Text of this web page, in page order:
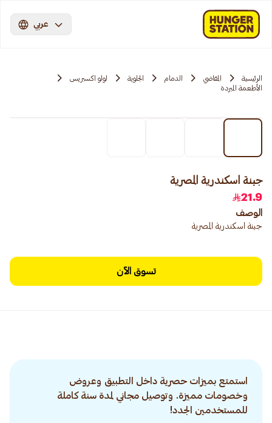
عربي
الرئيسية المقاضي الدمام الجلوية
لولو اكسبريس
الأطعمة المبردة
جبنة اسكندرية المصرية
21.9
الوصف
جبنة اسكندرية المصرية
تسوق الآن
استمتع بميزات حصرية داخل التطبيق وعروض
وخصومات مميزة. وتوصيل مجاني لمدة سنة كاملة
للمستخدمين الجدد!